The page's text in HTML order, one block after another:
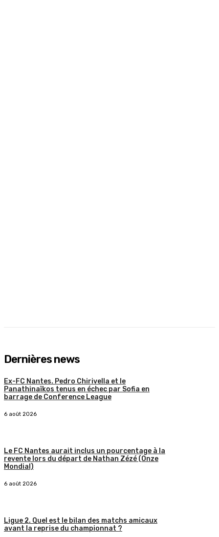
Dernières news
Ex-FC Nantes. Pedro Chirivella et le
Panathinaïkos tenus en échec par Sofia en
barrage de Conference League
6 août 2026
Le FC Nantes aurait inclus un pourcentage à la
revente lors du départ de Nathan Zézé (Onze
Mondial)
6 août 2026
Ligue 2. Quel est le bilan des matchs amicaux
avant la reprise du championnat ?